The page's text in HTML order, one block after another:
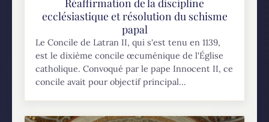
ecclésiastique et résolution du schisme
papal
Le Concile de Latran II, qui s'est tenu en 1139,
est le dixième concile œcuménique de l'Église
catholique. Convoqué par le pape Innocent II, ce
concile avait pour objectif principal...